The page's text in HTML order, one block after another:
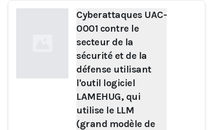
Cyberattaques UAC-
0001 contre le
secteur de la
sécurité et de la
défense utilisant
l'outil logiciel
LAMEHUG, qui
utilise le LLM
(grand modèle de